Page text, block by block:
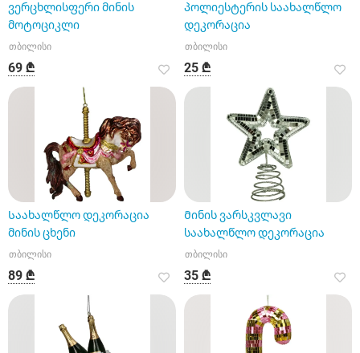
ვერცხლისფერი მინის
მოტოციკლი
თბილისი
69 ₾
პოლიესტერის საახალწლო
დეკორაცია
თბილისი
25 ₾
Საახალწლო დეკორაცია
მინის ცხენი
თბილისი
89 ₾
Მინის ვარსკვლავი
საახალწლო დეკორაცია
თბილისი
35 ₾